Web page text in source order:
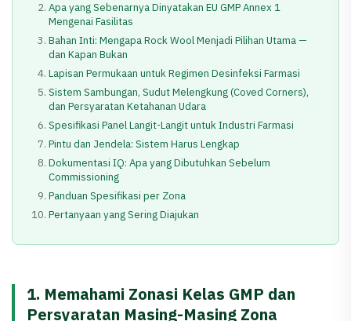
Apa yang Sebenarnya Dinyatakan EU GMP Annex 1
Mengenai Fasilitas
Bahan Inti: Mengapa Rock Wool Menjadi Pilihan Utama —
dan Kapan Bukan
Lapisan Permukaan untuk Regimen Desinfeksi Farmasi
Sistem Sambungan, Sudut Melengkung (Coved Corners),
dan Persyaratan Ketahanan Udara
Spesifikasi Panel Langit-Langit untuk Industri Farmasi
Pintu dan Jendela: Sistem Harus Lengkap
Dokumentasi IQ: Apa yang Dibutuhkan Sebelum
Commissioning
Panduan Spesifikasi per Zona
Pertanyaan yang Sering Diajukan
1. Memahami Zonasi Kelas GMP dan
Persyaratan Masing-Masing Zona